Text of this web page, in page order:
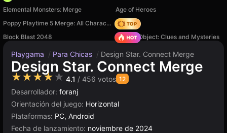
Elemental Monsters: Merge
Age of Heroes
Poppy Playtime 5 Merge: All Characters Hedgies
Block Blast 2048
Hidden Object: Clues and Mysteries
Playgama / Para Chicas / Design Star. Connect Merge
Design Star. Connect Merge
★★★★★ 4.1 / 456 votos 12
Desarrollador: foranj
Orientación del juego: Horizontal
Plataformas: PC, Android
Fecha de lanzamiento: noviembre de 2024